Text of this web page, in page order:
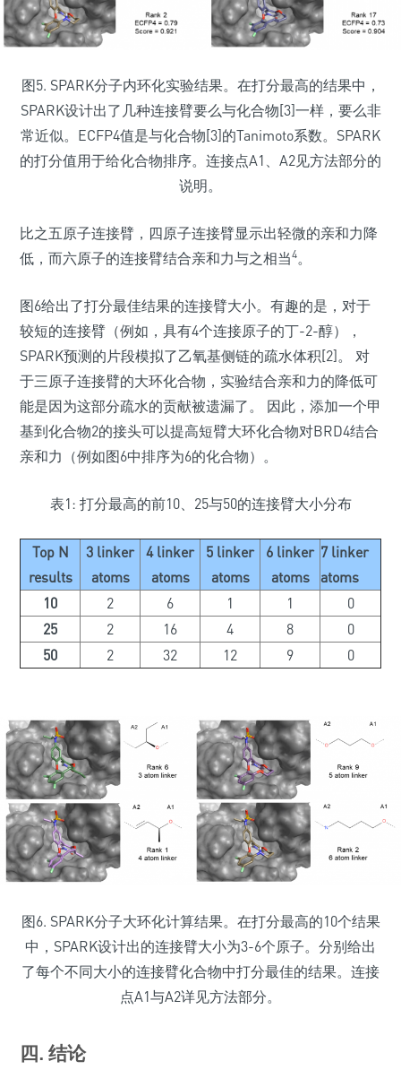
图5. SPARK分子内环化实验结果。在打分最高的结果中，
SPARK设计出了几种连接臂要么与化合物[3]一样，要么非
常近似。ECFP4值是与化合物[3]的Tanimoto系数。SPARK
的打分值用于给化合物排序。连接点A1、A2见方法部分的
说明。
比之五原子连接臂，四原子连接臂显示出轻微的亲和力降
低，而六原子的连接臂结合亲和力与之相当4。
图6给出了打分最佳结果的连接臂大小。有趣的是，对于
较短的连接臂（例如，具有4个连接原子的丁-2-醇），
SPARK预测的片段模拟了乙氧基侧链的疏水体积[2]。 对
于三原子连接臂的大环化合物，实验结合亲和力的降低可
能是因为这部分疏水的贡献被遗漏了。 因此，添加一个甲
基到化合物2的接头可以提高短臂大环化合物对BRD4结合
亲和力（例如图6中排序为6的化合物）。
表1: 打分最高的前10、25与50的连接臂大小分布
Top N
results
3 linker
atoms
4 linker
atoms
5 linker
atoms
6 linker
atoms
7 linker
atoms
10
2 6 1 1
0
25
2 16 4 8
0
50
2 32 12 9 0
图6. SPARK分子大环化计算结果。在打分最高的10个结果
中，SPARK设计出的连接臂大小为3-6个原子。分别给出
了每个不同大小的连接臂化合物中打分最佳的结果。连接
点A1与A2详见方法部分。
四. 结论